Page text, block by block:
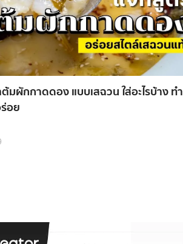
มผักกาดดอง แบบเสฉวน ใส่อะไรบ้าง ทำ
อย